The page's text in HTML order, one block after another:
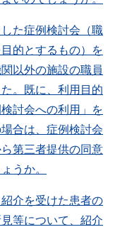
た症例検討会（職
的とするもの）を
以外の施設の職員
。既に、利用目的
討会への利用」を
合は、症例検討会
第三者提供の同意
うか。
介を受けた患者の
等について、紹介